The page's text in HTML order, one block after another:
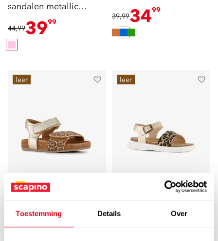
Toestemming Details Over
sandalen metallic
multicolor
44,993999
39,993499
leer
Groot
Groot leren meisjes
sandalen met
39,9934
leer
Braqeez leren meisjes
sandalen panterprint